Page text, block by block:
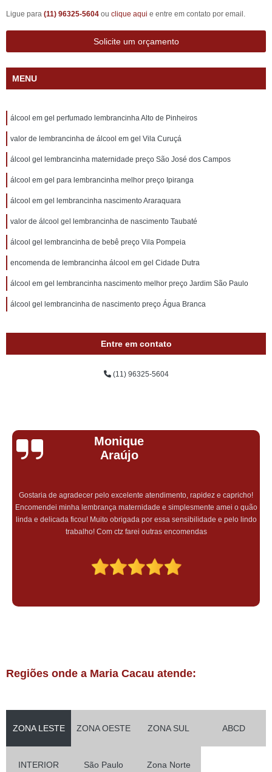
Ligue para (11) 96325-5604 ou clique aqui e entre em contato por email.
Solicite um orçamento
MENU
álcool em gel perfumado lembrancinha Alto de Pinheiros
valor de lembrancinha de álcool em gel Vila Curuçá
álcool gel lembrancinha maternidade preço São José dos Campos
álcool em gel para lembrancinha melhor preço Ipiranga
álcool em gel lembrancinha nascimento Araraquara
valor de álcool gel lembrancinha de nascimento Taubaté
álcool gel lembrancinha de bebê preço Vila Pompeia
encomenda de lembrancinha álcool em gel Cidade Dutra
álcool em gel lembrancinha nascimento melhor preço Jardim São Paulo
álcool gel lembrancinha de nascimento preço Água Branca
Entre em contato
(11) 96325-5604
Monique
Araújo
Gostaria de agradecer pelo excelente atendimento, rapidez e capricho!
Encomendei minha lembrança maternidade e simplesmente amei o quão
linda e delicada ficou! Muito obrigada por essa sensibilidade e pelo lindo
trabalho! Com ctz farei outras encomendas
Regiões onde a Maria Cacau atende:
ZONA LESTE ZONA OESTE ZONA SUL ABCD
INTERIOR São Paulo Zona Norte